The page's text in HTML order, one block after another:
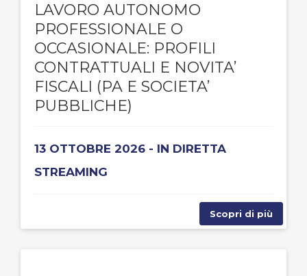
LAVORO AUTONOMO
PROFESSIONALE O
OCCASIONALE: PROFILI
CONTRATTUALI E NOVITA’
FISCALI (PA E SOCIETA’
PUBBLICHE)
13 OTTOBRE 2026 - IN DIRETTA
STREAMING
Scopri di più